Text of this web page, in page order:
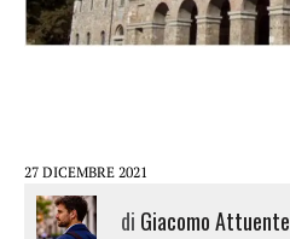
27 DICEMBRE 2021
di Giacomo Attuente